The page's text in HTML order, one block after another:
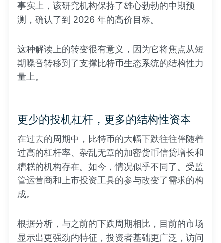
事实上，该研究机构保持了雄心勃勃的中期预
测，确认了到 2026 年的高价目标。
这种解读上的转变很有意义，因为它将焦点从短
期噪音转移到了支撑比特币生态系统的结构性力
量上。
更少的投机杠杆，更多的结构性资本
在过去的周期中，比特币的大幅下跌往往伴随着
过高的杠杆率、杂乱无章的加密货币信贷增长和
糟糕的机构存在。如今，情况似乎不同了。受监
管运营商和上市投资工具的参与改变了需求的构
成。
根据分析，与之前的下跌周期相比，目前的市场
显示出更强劲的特征，投资者基础更广泛，访问